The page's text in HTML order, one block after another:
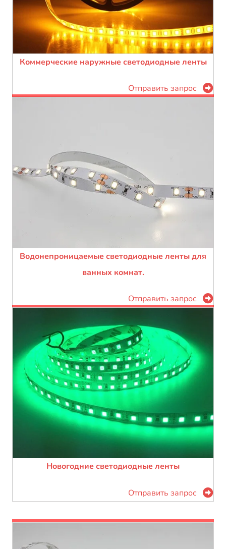
Коммерческие наружные светодиодные ленты
Отправить запрос
Водонепроницаемые светодиодные ленты для
ванных комнат.
Отправить запрос
Новогодние светодиодные ленты
Отправить запрос